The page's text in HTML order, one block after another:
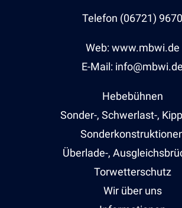
Telefon (06721) 9670
Web: www.mbwi.de
E-Mail: info@mbwi.de
Hebebühnen
Sonder-, Schwerlast-,
Überlade-,
Torwetterschutz
Wir über uns